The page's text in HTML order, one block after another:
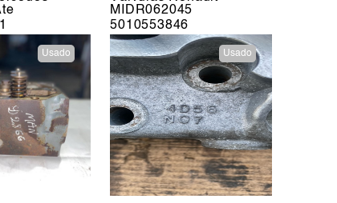
MIDR062045
5010553846
Usado Usado